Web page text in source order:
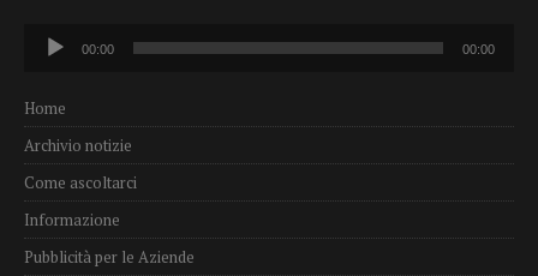
Audio
Player
00:00 00:00
Home
Archivio notizie
Come ascoltarci
Informazione
Pubblicità per le Aziende